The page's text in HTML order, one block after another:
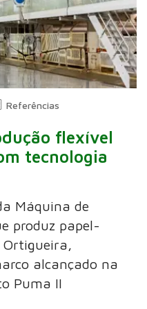
Referências
flexível
tecnologia
Máquina de
produz papel-
alcançado na
Puma II